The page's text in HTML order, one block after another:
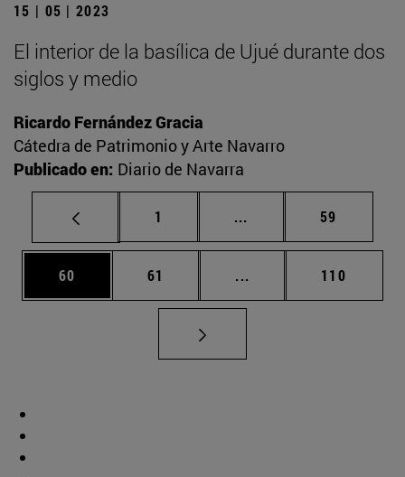
15 | 05 | 2023
El interior de la basílica de Ujué durante dos
siglos y medio
Ricardo Fernández Gracia
Cátedra de Patrimonio y Arte Navarro
Publicado en: Diario de Navarra
Página
1 ... Páginas intermedias
Página
59
Página
60 Página
61 ... Páginas intermedias
Página
110